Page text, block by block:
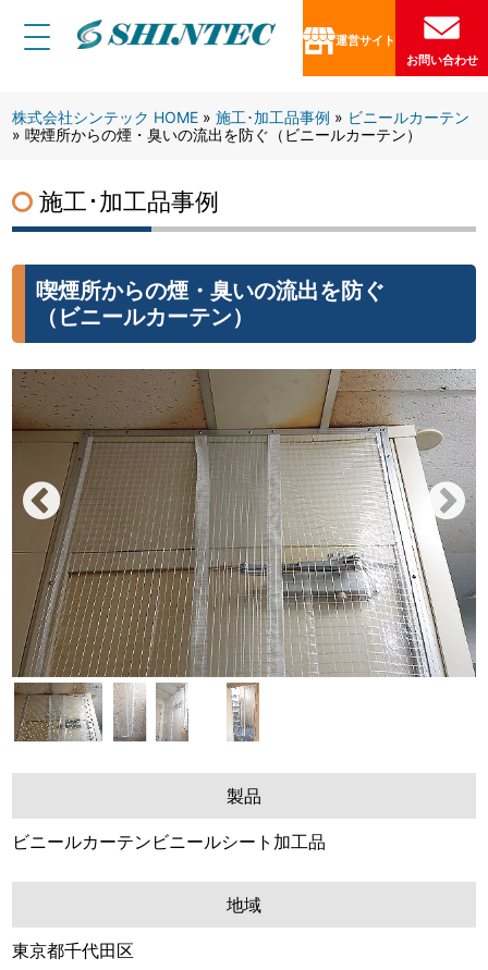
株
社
シ
ッ
S
H
C
C
O
R
P
O
R
A
T
B
S
E
運営サイト
お問い合わせ
株式会社シンテック HOME »施工･加工品事例 » ビニールカーテン
»喫煙所からの煙・臭いの流出を防ぐ（ビニールカーテン）
施工･加工品事例
喫煙所からの煙・臭いの流出を防ぐ
（ビニールカーテン）
Previ
ous
Next
製品
ビニールカーテンビニールシート加工品
地域
東京都千代田区